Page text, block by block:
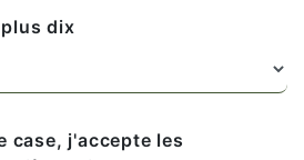
dix
case, j'accepte les